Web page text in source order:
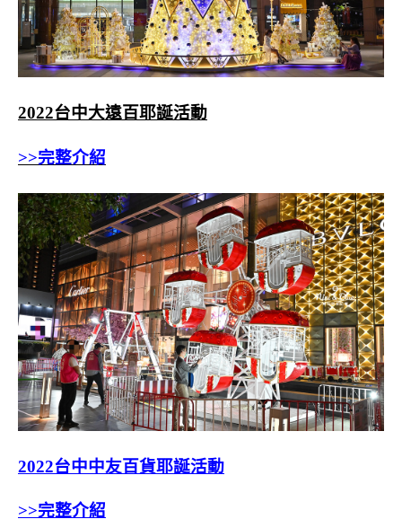
2022台中大遠百耶誕活動
>>完整介紹
2022台中中友百貨耶誕活動
>>完整介紹